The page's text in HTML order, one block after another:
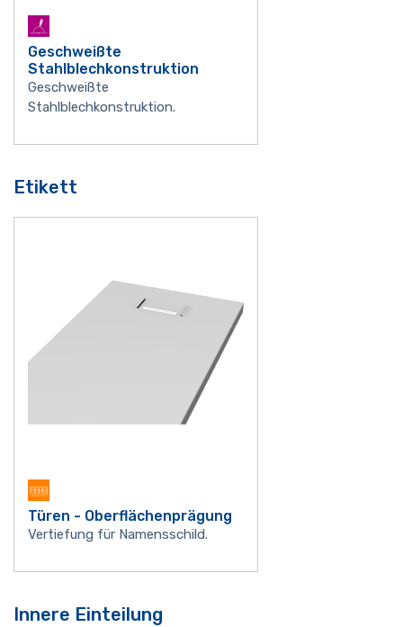
Geschweißte
Stahlblechkonstruktion
Geschweißte
Stahlblechkonstruktion.
Etikett
Türen - Oberflächenprägung
Vertiefung für Namensschild.
Innere Einteilung